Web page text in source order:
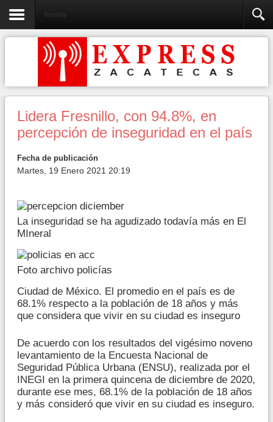
Fresnillo
Lidera Fresnillo, con 94.8%, en
percepción de inseguridad en el país
Fecha de publicación
Martes, 19 Enero 2021 20:19
La inseguridad se ha agudizado todavía más en El
MIneral
Foto archivo policías
Ciudad de México. El promedio en el país es de
68.1% respecto a la población de 18 años y más
que considera que vivir en su ciudad es inseguro
De acuerdo con los resultados del vigésimo noveno
levantamiento de la Encuesta Nacional de
Seguridad Pública Urbana (ENSU), realizada por el
INEGI en la primera quincena de diciembre de 2020,
durante ese mes, 68.1% de la población de 18 años
y más consideró que vivir en su ciudad es inseguro.